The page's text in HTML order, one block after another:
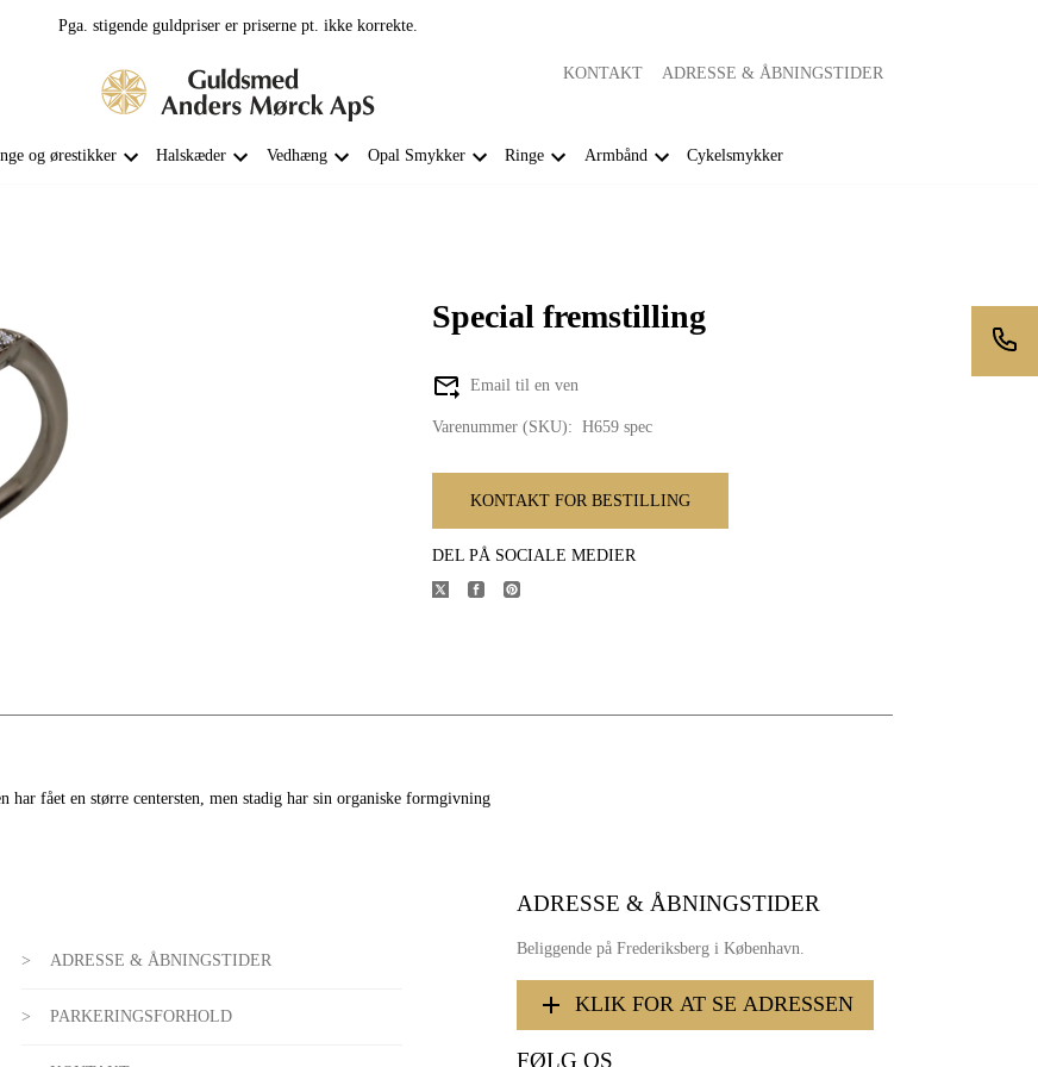
Pga. stigende guldpriser er priserne pt. ikke korrekte.
KONTAKT ADRESSE & ÅBNINGSTIDER
og ørestikker Halskæder Vedhæng Opal Smykker Ringe Armbånd Cykelsmykker
Special fremstilling
Email til en ven
Varenummer (SKU): H659 spec
KONTAKT FOR BESTILLING
DEL PÅ SOCIALE MEDIER
har fået en større centersten, men stadig har sin organiske formgivning
ADRESSE & ÅBNINGSTIDER
PARKERINGSFORHOLD
ADRESSE & ÅBNINGSTIDER
Beliggende på Frederiksberg i København.
KLIK FOR AT SE ADRESSEN
FØLG OS